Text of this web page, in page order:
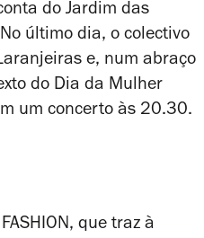
do Jardim das
último dia, o colectivo
e, num abraço
do Dia da Mulher
um concerto às 20.30.
que traz à